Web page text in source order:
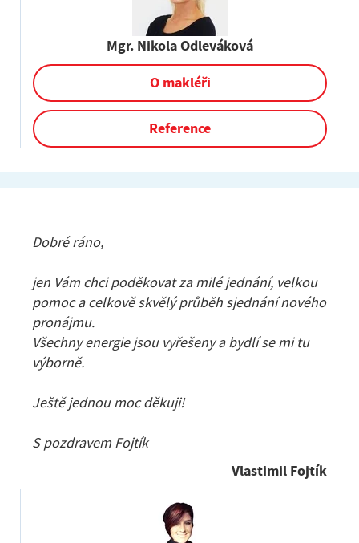
Mgr. Nikola Odleváková
O makléři
Reference
Dobré ráno,
jen Vám chci poděkovat za milé jednání, velkou
pomoc a celkově skvělý průběh sjednání nového
pronájmu.
Všechny energie jsou vyřešeny a bydlí se mi tu
výborně.
Ještě jednou moc děkuji!
S pozdravem Fojtík
Vlastimil Fojtík